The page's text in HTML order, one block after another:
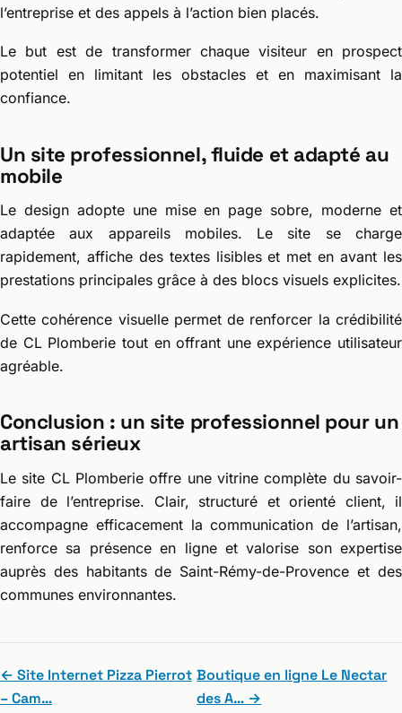
l’entreprise et des appels à l’action bien placés.
Le but est de transformer chaque visiteur en prospect
potentiel en limitant les obstacles et en maximisant la
confiance.
Un site professionnel, fluide et adapté au
mobile
Le design adopte une mise en page sobre, moderne et
adaptée aux appareils mobiles. Le site se charge
rapidement, affiche des textes lisibles et met en avant les
prestations principales grâce à des blocs visuels explicites.
Cette cohérence visuelle permet de renforcer la crédibilité
de CL Plomberie tout en offrant une expérience utilisateur
agréable.
Conclusion : un site professionnel pour un
artisan sérieux
Le site CL Plomberie offre une vitrine complète du savoir-
faire de l’entreprise. Clair, structuré et orienté client, il
accompagne efficacement la communication de l’artisan,
renforce sa présence en ligne et valorise son expertise
auprès des habitants de Saint-Rémy-de-Provence et des
communes environnantes.
← Site Internet Pizza Pierrot
– Cam…
Boutique en ligne Le Nectar
des A… →